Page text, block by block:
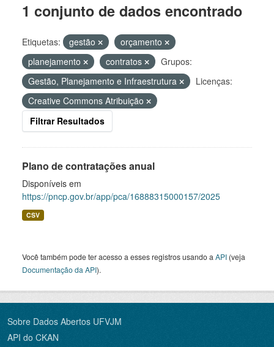
1 conjunto de dados encontrado
Etiquetas: gestão
orçamento
planejamento
contratos
Grupos:
Gestão, Planejamento e Infraestrutura
Licenças:
Creative Commons Atribuição
Filtrar Resultados
Plano de contratações anual
Disponíveis em
https://pncp.gov.br/app/pca/16888315000157/2025
CSV
Você também pode ter acesso a esses registros usando a API (veja
Documentação da API).
Sobre Dados Abertos UFVJM
API do CKAN